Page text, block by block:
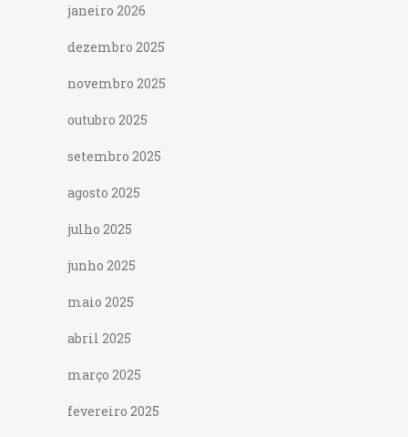
janeiro 2026
dezembro 2025
novembro 2025
outubro 2025
setembro 2025
agosto 2025
julho 2025
junho 2025
maio 2025
abril 2025
março 2025
fevereiro 2025